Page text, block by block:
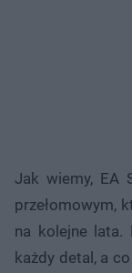
Jak wiemy, EA
przełomowym,
na kolejne lata.
każdy detal, a